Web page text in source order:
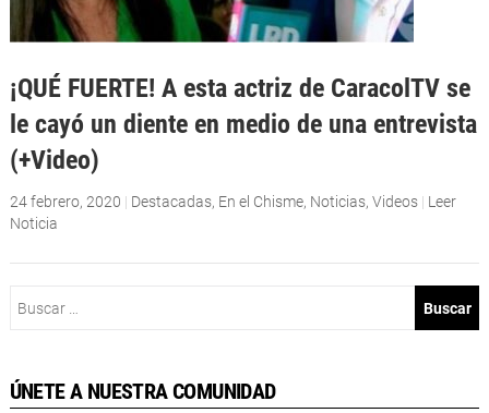
¡QUÉ FUERTE! A esta actriz de CaracolTV se
le cayó un diente en medio de una entrevista
(+Video)
24 febrero, 2020 | Destacadas, En el Chisme, Noticias, Videos | Leer
Noticia
ÚNETE A NUESTRA COMUNIDAD